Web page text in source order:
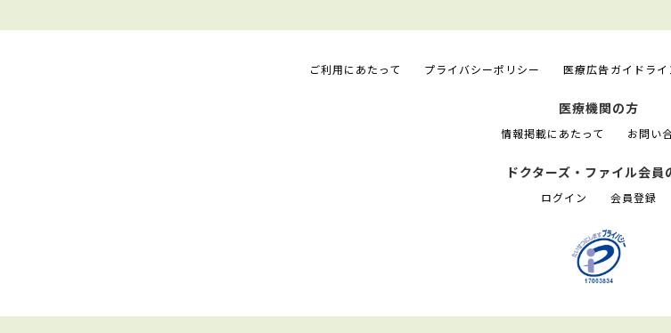
ご利用にあたって プライバシーポリシー 医療広告ガイドライ
医療機関の方
情報掲載にあたって お問い
ドクターズ・ファイル会員
ログイン 会員登録